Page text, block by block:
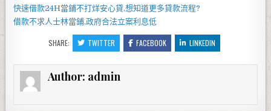
快速借款24H當鋪不打烊安心貸,想知道更多貸款流程?
借款不求人士林當鋪,政府合法立案利息低
SHARE: TWITTER FACEBOOK LINKEDIN
Author: admin